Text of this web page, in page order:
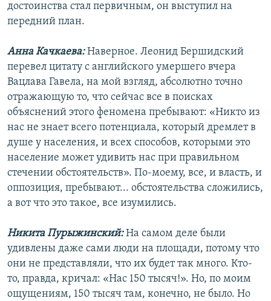
достоинства стал первичным, он выступил на
передний план.
Анна Качкаева:Наверное. Леонид Бершидский
перевел цитату с английского умершего вчера
Вацлава Гавела, на мой взгляд, абсолютно точно
отражающую то, что сейчас все в поисках
объяснений этого феномена пребывают: «Никто из
нас не знает всего потенциала, который дремлет в
душе у населения, и всех способов, которыми это
население может удивить нас при правильном
стечении обстоятельств». По-моему, все, и власть, и
оппозиция, пребывают... обстоятельства сложились,
а вот что это такое, все изумились.
Никита Пурыжинский:На самом деле были
удивлены даже сами люди на площади, потому что
они не представляли, что их будет так много. Кто-
то, правда, кричал: «Нас 150 тысяч!». Но, по моим
ощущениям, 150 тысяч там, конечно, не было. Но